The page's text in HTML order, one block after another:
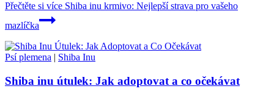
Přečtěte si více Shiba inu krmivo: Nejlepší strava pro vašeho
mazlíčka
Psí plemena | Shiba Inu
Shiba inu útulek: Jak adoptovat a co očekávat